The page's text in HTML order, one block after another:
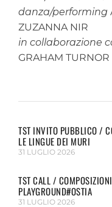
danza/performing
ZUZANNA NIR
in collaborazione
GRAHAM TURNOR
TST INVITO PUBBLICO /
LE LINGUE DEI MURI
31 LUGLIO 2026
TST CALL / COMPOSIZIONI
PLAYGROUND#OSTIA
31 LUGLIO 2026